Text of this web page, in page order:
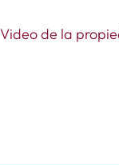
Video de la